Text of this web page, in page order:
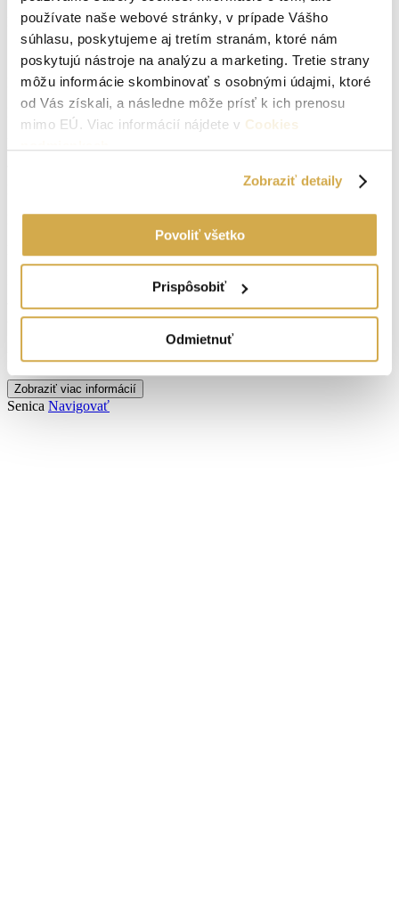
používate naše webové stránky, v prípade Vášho
súhlasu, poskytujeme aj tretím stranám, ktoré nám
poskytujú nástroje na analýzu a marketing. Tretie strany
môžu informácie skombinovať s osobnými údajmi, ktoré
od Vás získali, a následne môže prísť k ich prenosu
mimo EÚ. Viac informácií nájdete v Cookies
Zobraziť detaily
Povoliť všetko
Prispôsobiť
Odmietnuť
Druh:Garsónka
kompletná rekonštrukcia
Počet izieb:1
Poschodie: 7
Počet izieb:1
optické pripojenie
Energetický certifikát:B
Zobraziť viac informácií
Senica Navigovať